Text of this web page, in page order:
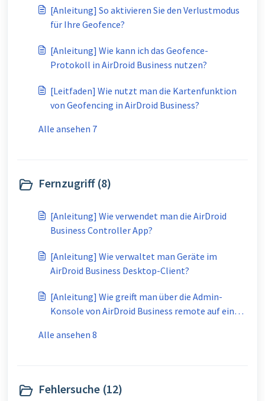
[Anleitung] So aktivieren Sie den Verlustmodus
für Ihre Geofence?
[Anleitung] Wie kann ich das Geofence-
Protokoll in AirDroid Business nutzen?
[Leitfaden] Wie nutzt man die Kartenfunktion
von Geofencing in AirDroid Business?
Alle ansehen 7
Fernzugriff (8)
[Anleitung] Wie verwendet man die AirDroid
Business Controller App?
[Anleitung] Wie verwaltet man Geräte im
AirDroid Business Desktop-Client?
[Anleitung] Wie greift man über die Admin-
Konsole von AirDroid Business remote auf ein
Alle ansehen 8
Fehlersuche (12)